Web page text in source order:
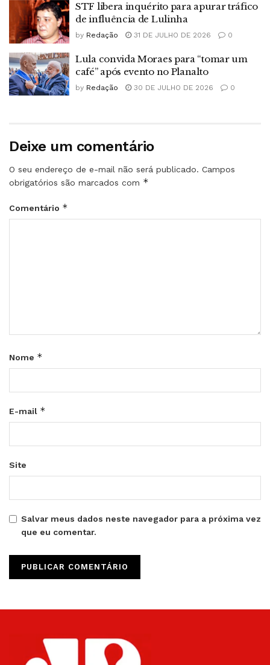
STF libera inquérito para apurar tráfico
de influência de Lulinha
by Redação 31 DE JULHO DE 2026 0
Lula convida Moraes para “tomar um
café” após evento no Planalto
by Redação 30 DE JULHO DE 2026 0
Deixe um comentário
O seu endereço de e-mail não será publicado. Campos
obrigatórios são marcados com *
Comentário *
Nome *
E-mail *
Site
Salvar meus dados neste navegador para a próxima vez
que eu comentar.